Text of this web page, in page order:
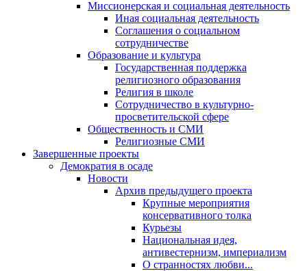
Миссионерская и социальная деятельность
Иная социальная деятельность
Соглашения о социальном
сотрудничестве
Образование и культура
Государственная поддержка
религиозного образования
Религия в школе
Сотрудничество в культурно-
просветительской сфере
Общественность и СМИ
Религиозные СМИ
Завершенные проекты
Демократия в осаде
Новости
Архив предыдущего проекта
Крупные мероприятия
консервативного толка
Курьезы
Национальная идея,
антивестернизм, империализм
О странностях любви...